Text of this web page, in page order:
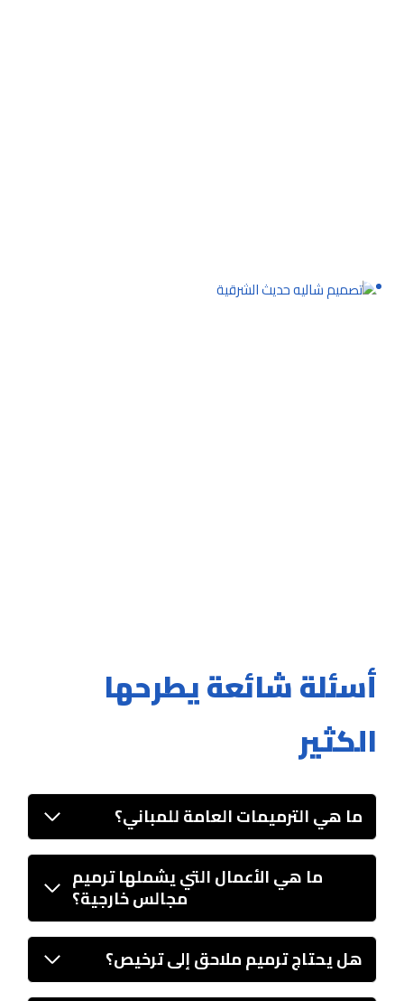
أسئلة شائعة يطرحها
الكثير
ما هي الترميمات العامة للمباني؟
ما هي الأعمال التي يشملها ترميم
مجالس خارجية؟
هل يحتاج ترميم ملاحق إلى ترخيص؟